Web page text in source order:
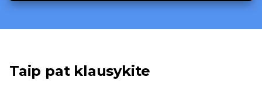
Taip pat klausykite